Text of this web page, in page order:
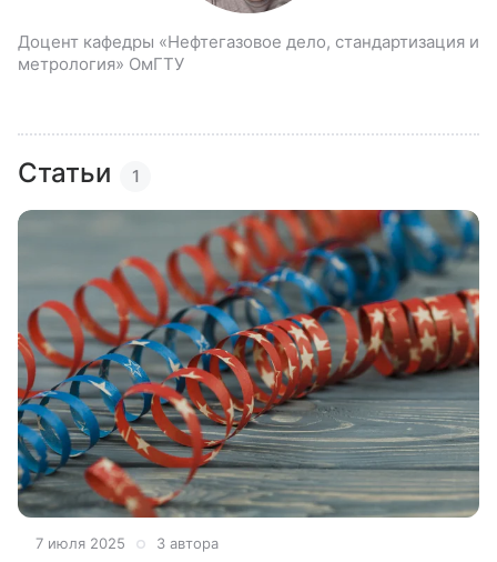
Доцент кафедры «Нефтегазовое дело, стандартизация и
метрология» ОмГТУ
Статьи 1
7 июля 2025 3 автора